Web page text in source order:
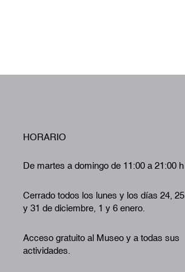
HORARIO
De martes a domingo de 11:00 a 21:00 h
Cerrado todos los lunes y los días 24, 25
y 31 de diciembre, 1 y 6 enero.
Acceso gratuito al Museo y a todas sus
actividades.